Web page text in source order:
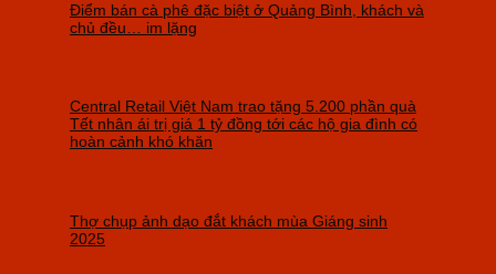
Điểm bán cà phê đặc biệt ở Quảng Bình, khách và
chủ đều… im lặng
Central Retail Việt Nam trao tặng 5.200 phần quà
Tết nhân ái trị giá 1 tỷ đồng tới các hộ gia đình có
hoàn cảnh khó khăn
Thợ chụp ảnh dạo đắt khách mùa Giáng sinh
2025